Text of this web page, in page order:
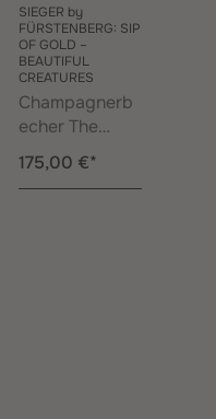
SIEGER by
FÜRSTENBERG: SIP
OF GOLD –
BEAUTIFUL
CREATURES
Champagnerb
echer The
Sharks
175,00 €*